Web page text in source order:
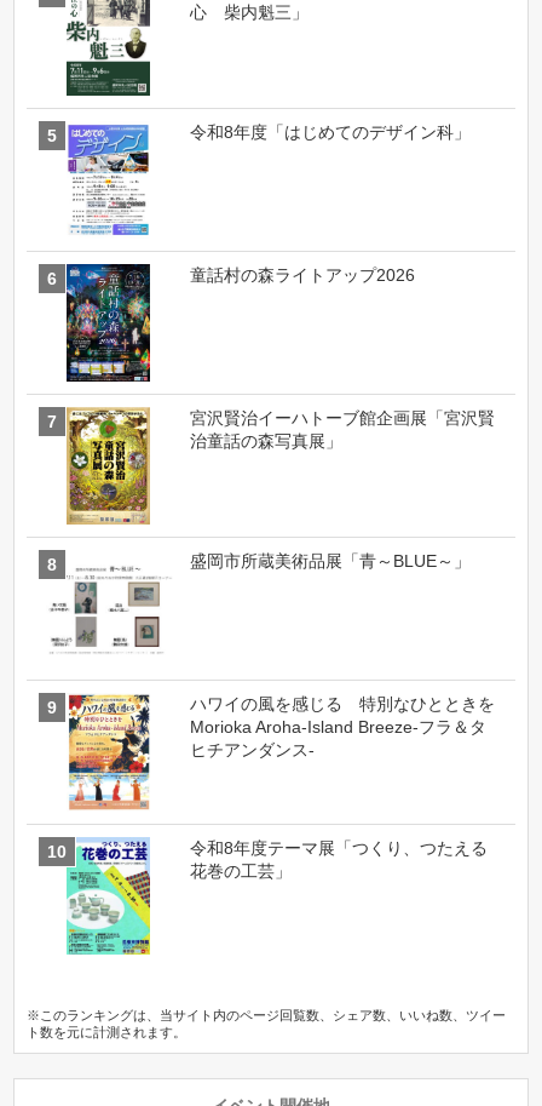
心 柴内魁三」
令和8年度「はじめてのデザイン科」
童話村の森ライトアップ2026
宮沢賢治イーハトーブ館企画展「宮沢賢
治童話の森写真展」
盛岡市所蔵美術品展「青～BLUE～」
ハワイの風を感じる 特別なひとときを
Morioka Aroha-Island Breeze-フラ＆タ
ヒチアンダンス-
令和8年度テーマ展「つくり、つたえる
花巻の工芸」
※このランキングは、当サイト内のページ回覧数、シェア数、いいね数、ツイー
ト数を元に計測されます。